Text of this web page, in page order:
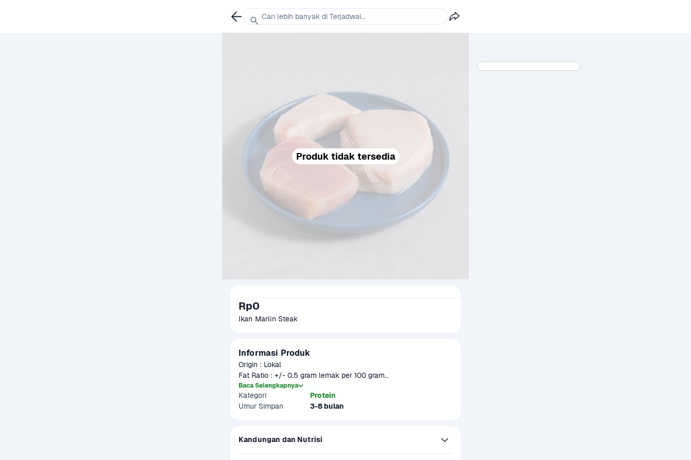
Produk tidak tersedia
Rp0
Ikan Marlin Steak
Informasi Produk
Origin : Lokal
Fat Ratio : +/- 0.5 gram lemak per 100 gram
Gramation :  500 gram
Glazing : 5-10%
Part : Ikan Marlin yang dipotong steak
Packaging : Vacuum Pack
Baca Selengkapnya
Kategori
Protein
Umur Simpan
3-8 bulan
Kandungan dan Nutrisi
Cari lebih banyak di Terjadwal...